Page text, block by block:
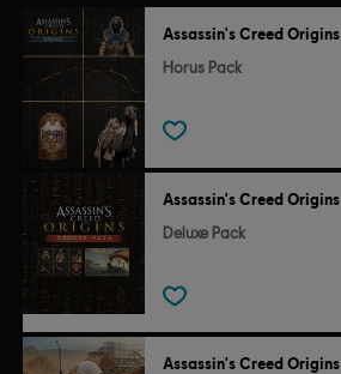
Assassin's Creed Origins
Horus Pack
Assassin's Creed Origins
Deluxe Pack
Assassin's Creed Origins